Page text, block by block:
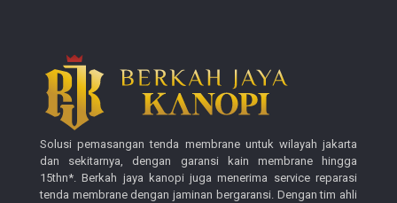
Solusi pemasangan tenda membrane untuk wilayah jakarta
dan sekitarnya, dengan garansi kain membrane hingga
15thn*. Berkah jaya kanopi juga menerima service reparasi
tenda membrane dengan jaminan bergaransi. Dengan tim ahli